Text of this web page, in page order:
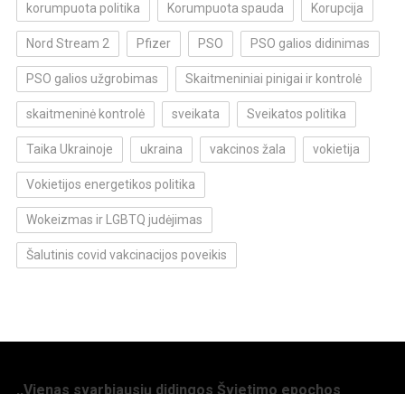
korumpuota politika Korumpuota spauda Korupcija
Nord Stream 2 Pfizer PSO PSO galios didinimas
PSO galios užgrobimas Skaitmeniniai pinigai ir kontrolė
skaitmeninė kontrolė sveikata Sveikatos politika
Taika Ukrainoje ukraina vakcinos žala vokietija
Vokietijos energetikos politika
Wokeizmas ir LGBTQ judėjimas
Šalutinis covid vakcinacijos poveikis
,,Vienas svarbiausių didingos Švietimo epochos